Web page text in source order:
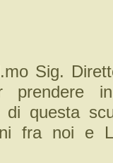
Sig.
prendere
di questa
fra noi e